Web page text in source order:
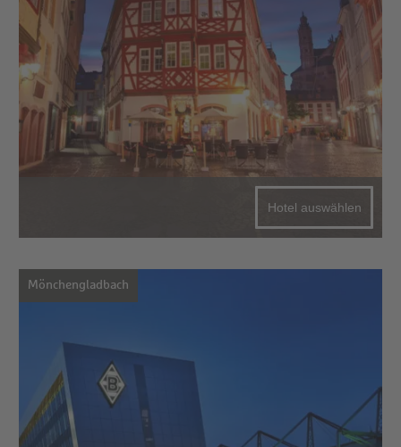
Hotel auswählen
Mönchengladbach